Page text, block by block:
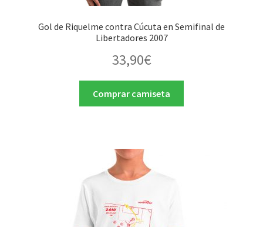
Gol de Riquelme contra Cúcuta en Semifinal de
Libertadores 2007
33,90€
Comprar camiseta